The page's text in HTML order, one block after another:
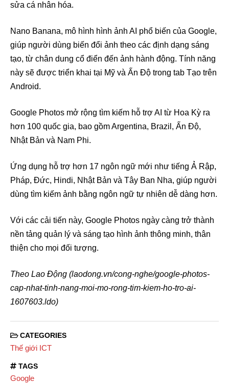
sửa cá nhân hóa.
Nano Banana, mô hình hình ảnh AI phổ biến của Google,
giúp người dùng biến đổi ảnh theo các định dạng sáng
tạo, từ chân dung cổ điển đến ảnh hành động. Tính năng
này sẽ được triển khai tại Mỹ và Ấn Độ trong tab Tạo trên
Android.
Google Photos mở rộng tìm kiếm hỗ trợ AI từ Hoa Kỳ ra
hơn 100 quốc gia, bao gồm Argentina, Brazil, Ấn Độ,
Nhật Bản và Nam Phi.
Ứng dụng hỗ trợ hơn 17 ngôn ngữ mới như tiếng Ả Rập,
Pháp, Đức, Hindi, Nhật Bản và Tây Ban Nha, giúp người
dùng tìm kiếm ảnh bằng ngôn ngữ tự nhiên dễ dàng hơn.
Với các cải tiến này, Google Photos ngày càng trở thành
nền tảng quản lý và sáng tạo hình ảnh thông minh, thân
thiện cho mọi đối tượng.
Theo Lao Động (laodong.vn/cong-nghe/google-photos-
cap-nhat-tinh-nang-moi-mo-rong-tim-kiem-ho-tro-ai-
1607603.ldo)
CATEGORIES
Thế giới ICT
TAGS
Google